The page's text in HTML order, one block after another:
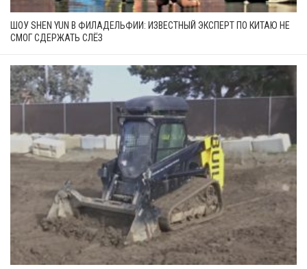
ШОУ SHEN YUN В ФИЛАДЕЛЬФИИ: ИЗВЕСТНЫЙ ЭКСПЕРТ ПО КИТАЮ НЕ
СМОГ СДЕРЖАТЬ СЛЁЗ